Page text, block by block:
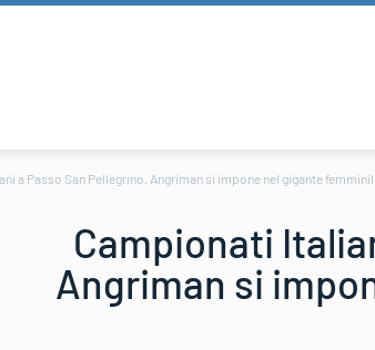
a Passo San Pellegrino, Angriman si impone nel gigante
Campionati
Angriman si